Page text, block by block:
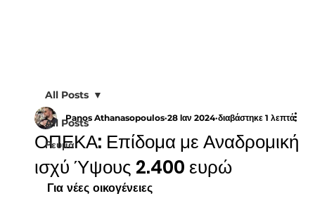
All Posts
Ρεύμα
All Posts
ΟΠΕΚΑ: Επίδομα με Αναδρομική
ισχύ Ύψους 2.400 ευρώ
Panos Athanasopoulos 28 Ιαν 2024 διαβάστηκε 1 λεπτά
Για νέες οικογένειες